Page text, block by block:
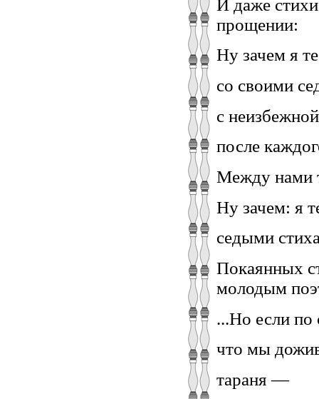
И даже
прощении:
Ну зачем я
со своими
с
после
Между нами
Ну зачем: я
седыми
Покаянных
молодым
...Но если по
что мы
тараня —